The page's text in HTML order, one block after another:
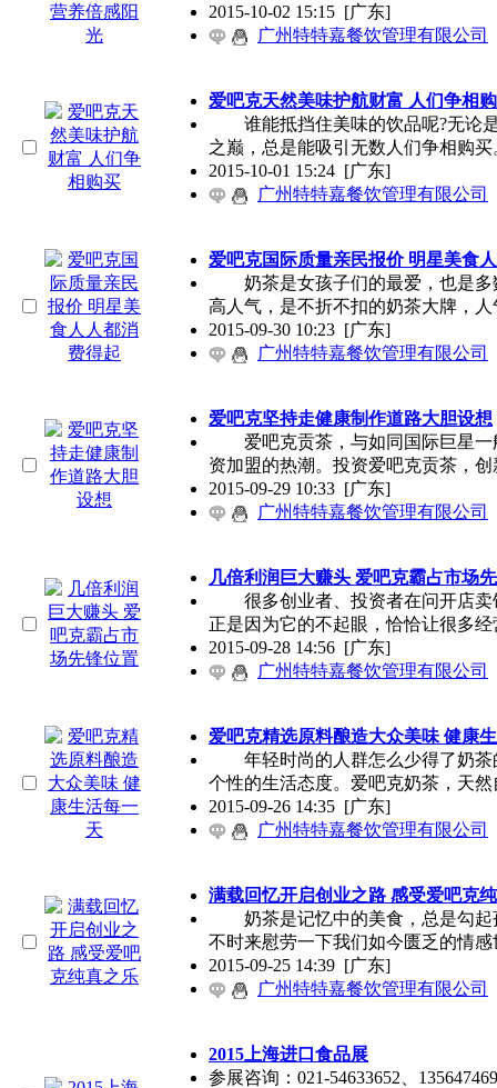
2015-10-02 15:15 [广东]
广州特特嘉餐饮管理有限公司
爱吧克天然美味护航财富 人们争相
谁能抵挡住美味的饮品呢?无论是
之巅，总是能吸引无数人们争相购买
2015-10-01 15:24 [广东]
广州特特嘉餐饮管理有限公司
爱吧克国际质量亲民报价 明星美食
奶茶是女孩子们的最爱，也是多
高人气，是不折不扣的奶茶大牌，人
2015-09-30 10:23 [广东]
广州特特嘉餐饮管理有限公司
爱吧克坚持走健康制作道路大胆设想
爱吧克贡茶，与如同国际巨星一
资加盟的热潮。投资爱吧克贡茶，创
2015-09-29 10:33 [广东]
广州特特嘉餐饮管理有限公司
几倍利润巨大赚头 爱吧克霸占市场
很多创业者、投资者在问开店卖
正是因为它的不起眼，恰恰让很多经
2015-09-28 14:56 [广东]
广州特特嘉餐饮管理有限公司
爱吧克精选原料酿造大众美味 健康
年轻时尚的人群怎么少得了奶茶
个性的生活态度。爱吧克奶茶，天然
2015-09-26 14:35 [广东]
广州特特嘉餐饮管理有限公司
满载回忆开启创业之路 感受爱吧克
奶茶是记忆中的美食，总是勾起
不时来慰劳一下我们如今匮乏的情感
2015-09-25 14:39 [广东]
广州特特嘉餐饮管理有限公司
2015上海进口食品展
参展咨询：021-54633652、